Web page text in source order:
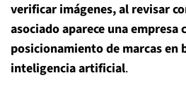
verificar imágenes, al revisar
asociado aparece una
posicionamiento de marcas en
inteligencia artificial.